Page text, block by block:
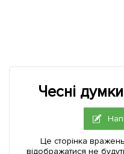
Чесні
Це сторінка
відображатися не